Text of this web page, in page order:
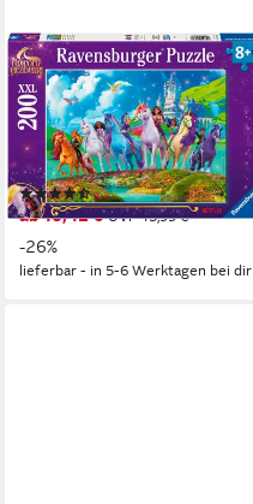
RAVENSBURGER
Puzzle Unicorn Academy, Die
Magie der Unicorn Academy,
200 Puzzleteile, 200 XXL
Teile; Made in Germany
(3)
ab 10,42 € UVP13,99 €
-26%
lieferbar - in 5-6 Werktagen bei dir